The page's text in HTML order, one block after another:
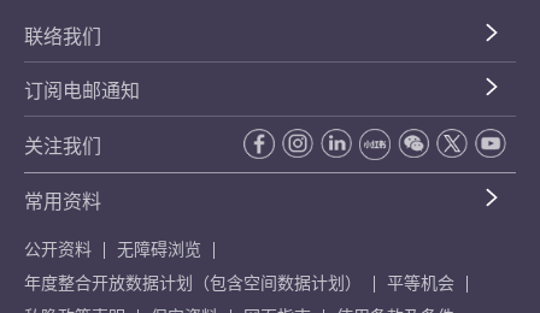
联络我们
订阅电邮通知
关注我们
常用资料
公开资料
无障碍浏览
年度整合开放数据计划（包含空间数据计划）
平等机会